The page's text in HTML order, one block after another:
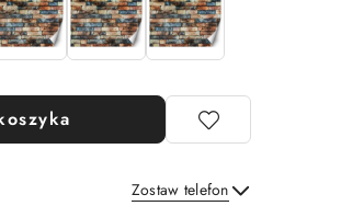
Zostaw telefon